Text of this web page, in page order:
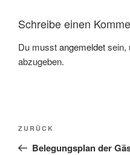
Schreibe einen
Du musstangemeldetsein,
abzugeben.
Beitragsnavigation
Vorheriger
Beitrag
ZURÜCK
Belegungsplan der